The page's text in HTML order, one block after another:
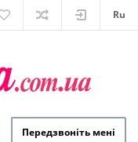
Ru
Передзвоніть мені